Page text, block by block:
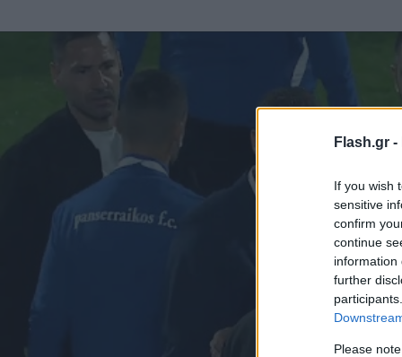
Flash.gr -
If you wish
sensitive
confirm
continue
information
further
Please